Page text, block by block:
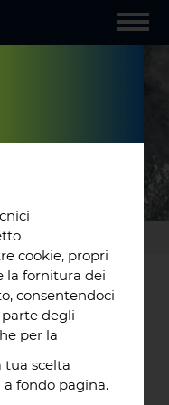
cookie, propri
la fornitura dei
consentendoci
degli
per la
Puoi
utilizzati, o
scelta
a fondo pagina.